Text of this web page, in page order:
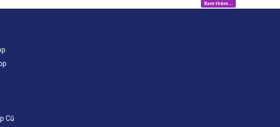
Xem thêm...
Cũ